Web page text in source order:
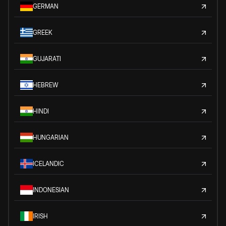
GERMAN
GREEK
GUJARATI
HEBREW
HINDI
HUNGARIAN
ICELANDIC
INDONESIAN
IRISH